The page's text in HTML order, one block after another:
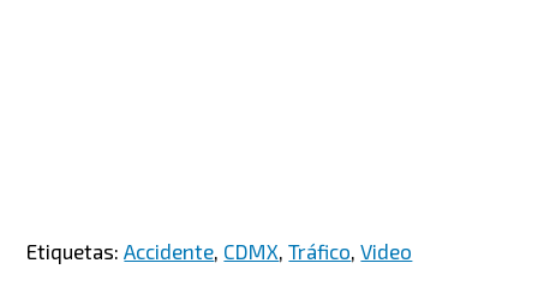
Etiquetas:Accidente, CDMX,Tráfico,Video